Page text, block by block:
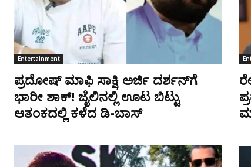
Entertainment
ಪ್ರದೋಷ್ ಮಾಫಿ ಸಾಕ್ಷಿ ಅರ್ಜಿ ದರ್ಶನ್‌ಗೆ
ಭಾರೀ ಶಾಕ್! ಜೈಲಿನಲ್ಲಿ ಊಟ ಬಿಟ್ಟು
ಆತಂಕದಲ್ಲಿ ಕಳೆದ ಡಿ-ಬಾಸ್